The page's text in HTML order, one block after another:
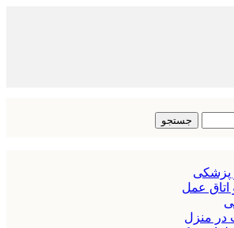
جستجو
پزشکی
عمل
در منزل